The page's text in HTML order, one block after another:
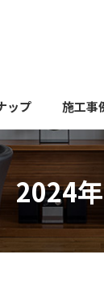
2024
ップ 施工事